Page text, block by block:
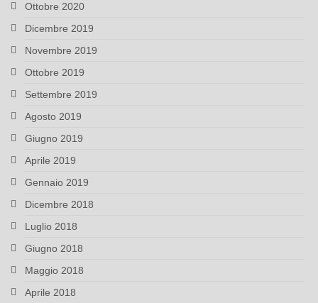
Ottobre 2020
Dicembre 2019
Novembre 2019
Ottobre 2019
Settembre 2019
Agosto 2019
Giugno 2019
Aprile 2019
Gennaio 2019
Dicembre 2018
Luglio 2018
Giugno 2018
Maggio 2018
Aprile 2018